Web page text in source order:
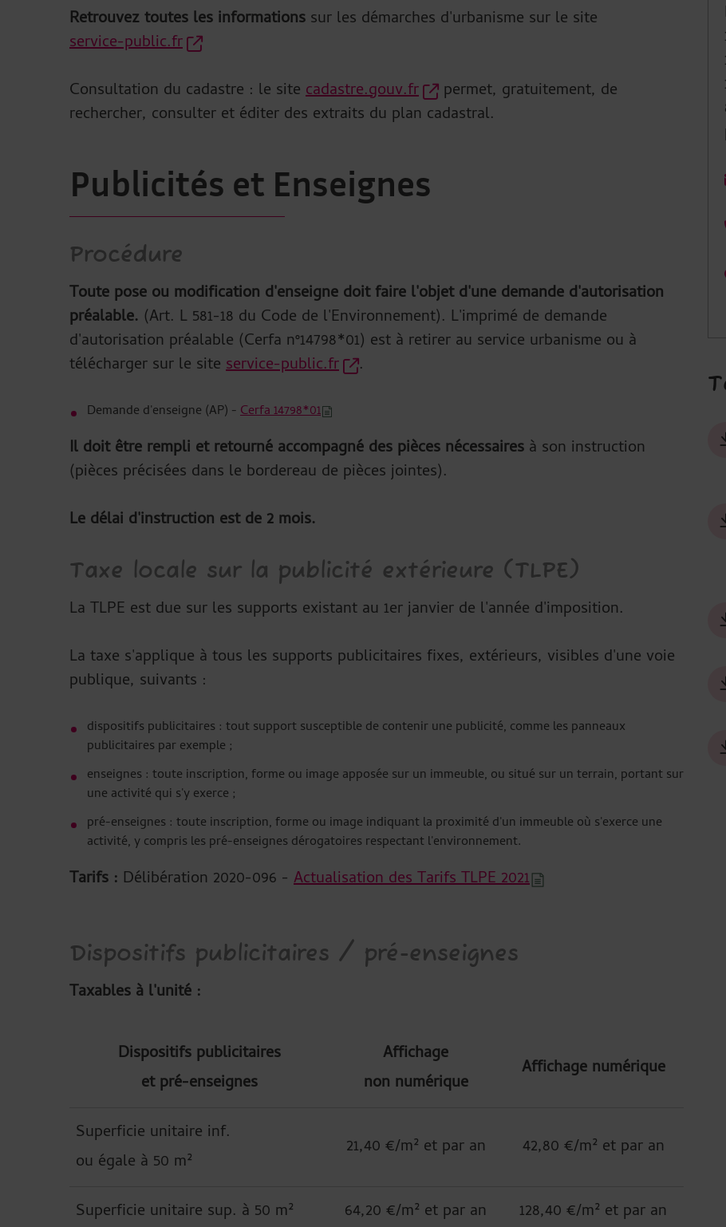
Retrouvez toutes les informations sur les démarches d'urbanisme sur le site
service-public.fr
Consultation du cadastre : le site cadastre.gouv.fr
permet, gratuitement, de
rechercher, consulter et éditer des extraits du plan cadastral.
Publicités et Enseignes
Procédure
Toute pose ou modification d'enseigne doit faire l'objet d'une demande d'autorisation
préalable. (Art. L 581-18 du Code de l'Environnement). L'imprimé de demande
d'autorisation préalable (Cerfa n°14798*01) est à retirer au service urbanisme ou à
télécharger sur le site service-public.fr .
Demande d'enseigne (AP) -Cerfa 14798*01
Il doit être rempli et retourné accompagné des pièces nécessaires à son instruction
(pièces précisées dans le bordereau de pièces jointes).
Le délai d'instruction est de 2 mois.
Taxe locale sur la publicité extérieure (TLPE)
La TLPE est due sur les supports existant au 1er janvier de l'année d'imposition.
La taxe s'applique à tous les supports publicitaires fixes, extérieurs, visibles d'une voie
publique, suivants :
dispositifs publicitaires : tout support susceptible de contenir une publicité, comme les panneaux
publicitaires par exemple ;
enseignes : toute inscription, forme ou image apposée sur un immeuble, ou situé sur un terrain, portant sur
une activité qui s'y exerce ;
pré-enseignes : toute inscription, forme ou image indiquant la proximité d'un immeuble où s'exerce une
activité, y compris les pré-enseignes dérogatoires respectant l'environnement.
Tarifs : Délibération 2020-096 - Actualisation des Tarifs TLPE 2021
Dispositifs publicitaires / pré-enseignes
Taxables à l'unité :
Dispositifs publicitaires
et pré-enseignes
Affichage
non numérique
Affichage numérique
Superficie unitaire inf.
ou égale à 50 m²
21,40 €/m² et par an 42,80 €/m² et par an
Superficie unitaire sup. à 50 m² 64,20 €/m² et par an 128,40 €/m² et par an